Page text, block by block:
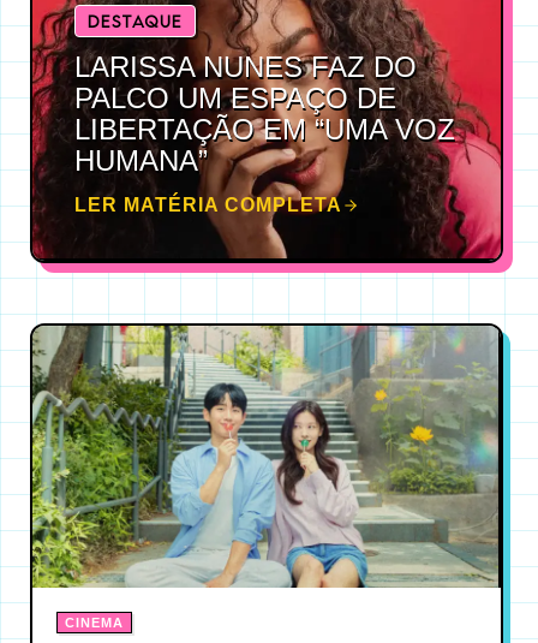
DESTAQUE
LARISSA NUNES FAZ DO
PALCO UM ESPAÇO DE
LIBERTAÇÃO EM “UMA VOZ
HUMANA”
LER MATÉRIA COMPLETA
CINEMA